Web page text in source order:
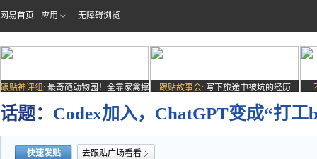
网易首页 应用 无障碍浏览
跟贴神评组: 最奇葩动物园！全靠家禽撑
跟贴故事会: 写下旅途中被坑的经历
话题： Codex加入，ChatGPT变成“打工
快速发贴 去跟贴广场看看